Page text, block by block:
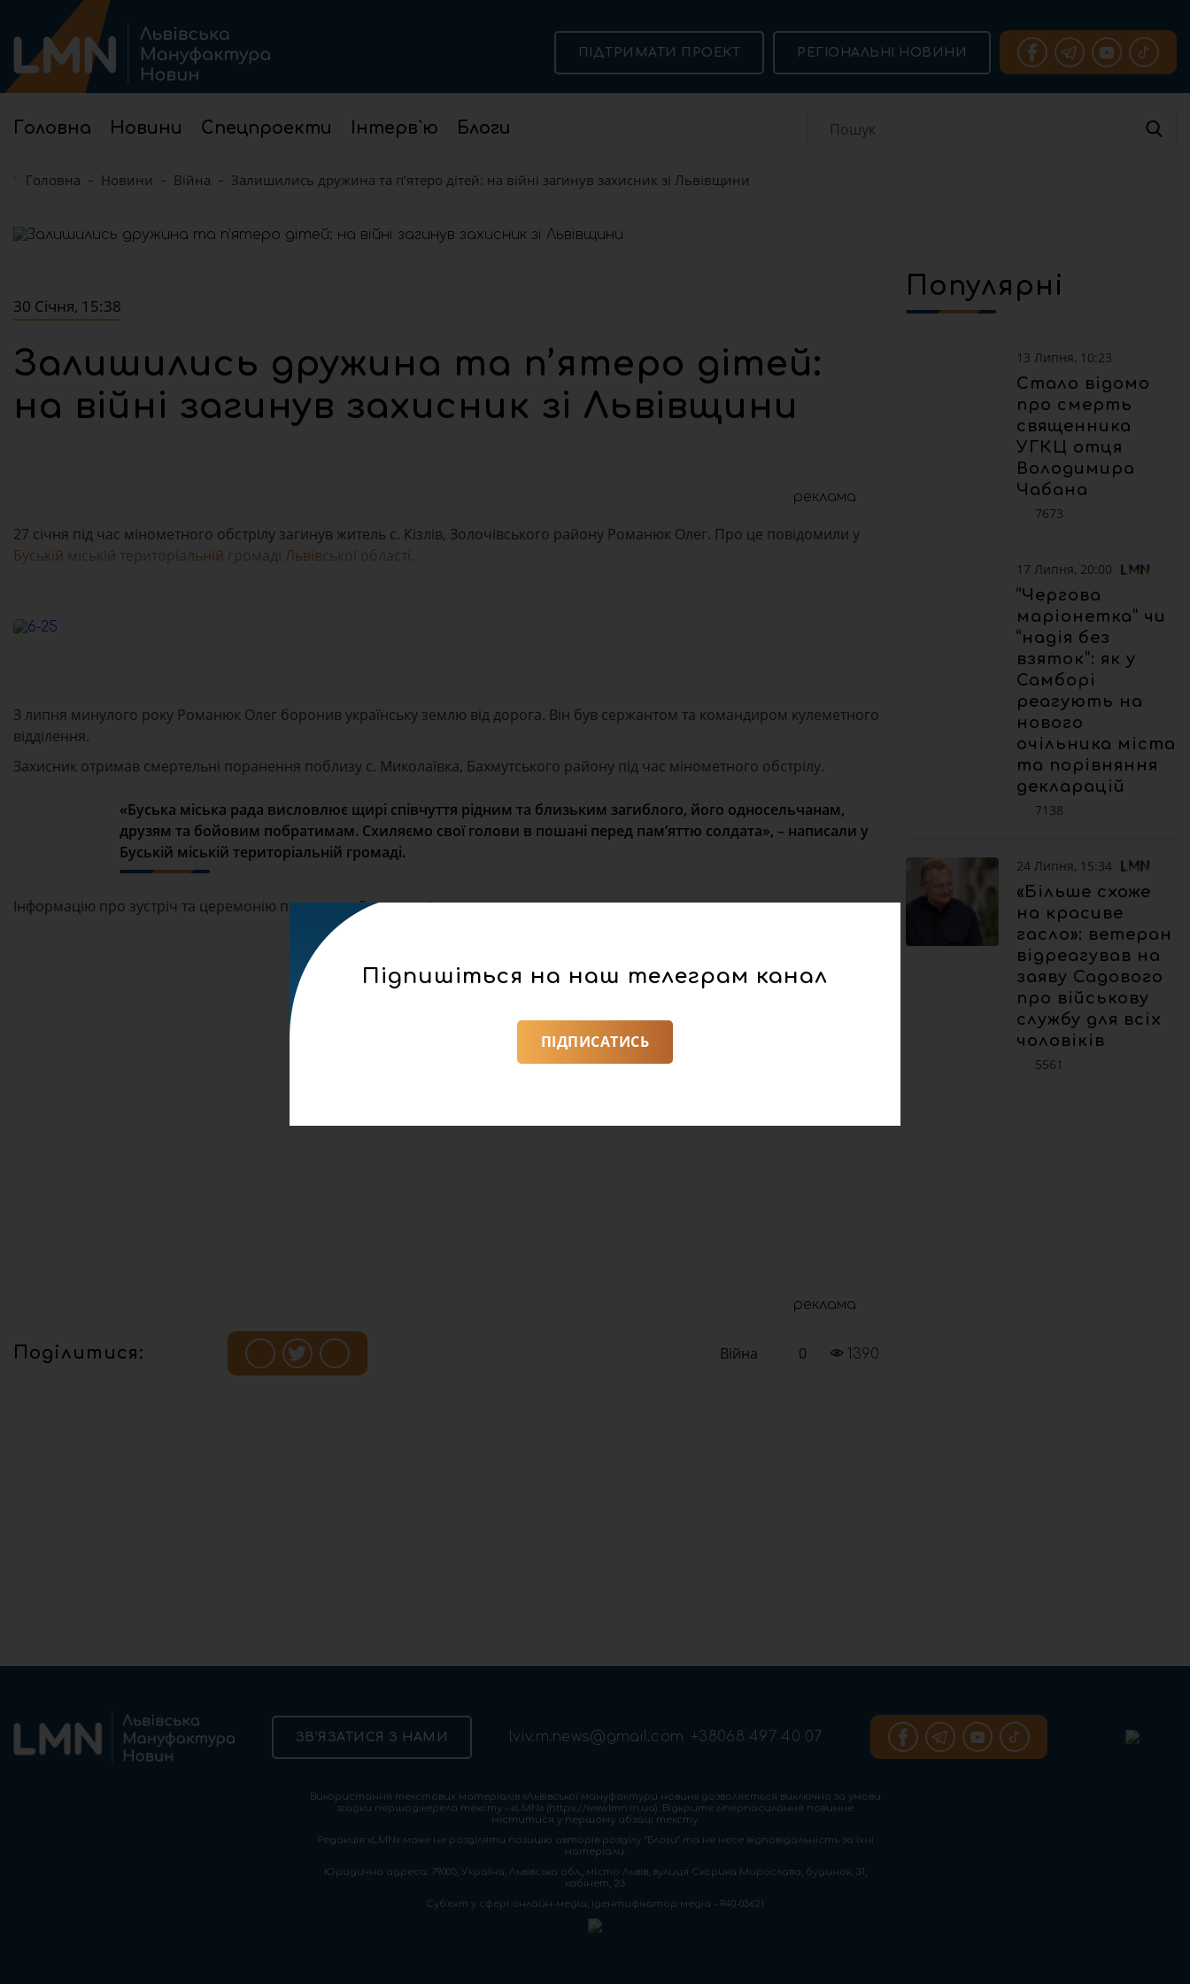
Головна Новини Спецпроекти Інтерв`ю Блоги
ПІДТРИМАТИ ПРОЕКТ РЕГІОНАЛЬНІ НОВИНИ
Головна Новини Війна Залишились дружина та п’ятеро дітей: на війні загинув захисник зі Львівщини
30 Січня, 15:38
Залишились дружина та п’ятеро дітей:
на війні загинув захисник зі Львівщини
реклама
27 січня під час мінометного обстрілу загинув житель с. Кізлів, Золочівського району Романюк Олег. Про це повідомили у
Буській міській територіальній громаді Львівської області.
З липня минулого року Романюк Олег боронив українську землю від дорога. Він був сержантом та командиром кулеметного
відділення.
Захисник отримав смертельні поранення поблизу с. Миколаївка, Бахмутського району під час мінометного обстрілу.
«Буська міська рада висловлює щирі співчуття рідним та близьким загиблого, його односельчанам,
друзям та бойовим побратимам. Схиляємо свої голови в пошані перед пам’яттю солдата», – написали у
Буській міській територіальній громаді.
Інформацію про зустріч та церемонію поховання Героя повідомлять додатково.
реклама
Поділитися: Війна 0 1390
Популярні
13 Липня, 10:23
Стало відомо
про смерть
священника
УГКЦ отця
Володимира
Чабана
7673
17 Липня, 20:00
“Чергова
маріонетка” чи
“надія без
взяток”: як у
Самборі
реагують на
нового
очільника міста
та порівняння
декларацій
7138
24 Липня, 15:34
«Більше схоже
на красиве
гасло»: ветеран
відреагував на
заяву Садового
про військову
службу для всіх
чоловіків
5561
ЗВ’ЯЗАТИСЯ З НАМИ lviv.m.news@gmail.com +38068 497 40 07
Використання текстових матеріалів «Львівської мануфактури новин» дозволяється виключно за умови
згадки першоджерела тексту – «LMN» (https://www.lmn.in.ua). Відкрите гіперпосилання повинне
міститися у першому абзаці тексту.
Редакція «LMN» може не розділяти позицію авторів розділу “Блоги” та не несе відповідальність за їхні
матеріали.
Юридична адреса: 79005, Україна, Львівська обл., місто Львів, вулиця Скорика Мирослава, будинок, 31,
кабінет, 23
Cуб'єкт у сфері онлайн-медіа; ідентифікатор медіа - R40-03621
Підпишіться на наш телеграм канал
ПІДПИСАТИСЬ